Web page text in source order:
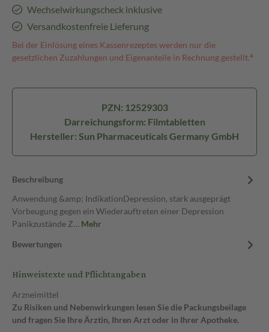
Wechselwirkungscheck inklusive
Versandkostenfreie Lieferung
Bei der Einlösung eines Kassenrezeptes werden nur die
gesetzlichen Zuzahlungen und Eigenanteile in Rechnung gestellt.⁴
PZN: 12529303
Darreichungsform: Filmtabletten
Hersteller: Sun Pharmaceuticals Germany GmbH
Beschreibung
Anwendung &amp; IndikationDepression, stark ausgeprägt
Vorbeugung gegen ein Wiederauftreten einer Depression
Panikzustände Z… Mehr
Bewertungen
Hinweistexte und Pflichtangaben
Arzneimittel
Zu Risiken und Nebenwirkungen lesen Sie die Packungsbeilage
und fragen Sie Ihre Ärztin, Ihren Arzt oder in Ihrer Apotheke.